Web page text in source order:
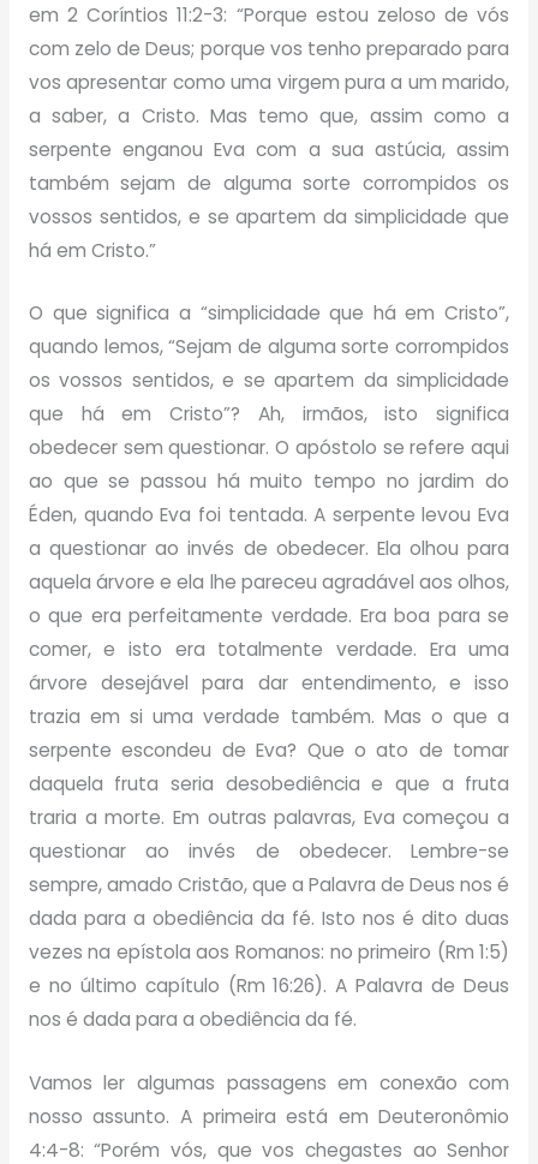
em 2 Coríntios 11:2-3: “Porque estou zeloso de vós
com zelo de Deus; porque vos tenho preparado para
vos apresentar como uma virgem pura a um marido,
a saber, a Cristo. Mas temo que, assim como a
serpente enganou Eva com a sua astúcia, assim
também sejam de alguma sorte corrompidos os
vossos sentidos, e se apartem da simplicidade que
há em Cristo.”
O que significa a “simplicidade que há em Cristo”,
quando lemos, “Sejam de alguma sorte corrompidos
os vossos sentidos, e se apartem da simplicidade
que há em Cristo”? Ah, irmãos, isto significa
obedecer sem questionar. O apóstolo se refere aqui
ao que se passou há muito tempo no jardim do
Éden, quando Eva foi tentada. A serpente levou Eva
a questionar ao invés de obedecer. Ela olhou para
aquela árvore e ela lhe pareceu agradável aos olhos,
o que era perfeitamente verdade. Era boa para se
comer, e isto era totalmente verdade. Era uma
árvore desejável para dar entendimento, e isso
trazia em si uma verdade também. Mas o que a
serpente escondeu de Eva? Que o ato de tomar
daquela fruta seria desobediência e que a fruta
traria a morte. Em outras palavras, Eva começou a
questionar ao invés de obedecer. Lembre-se
sempre, amado Cristão, que a Palavra de Deus nos é
dada para a obediência da fé. Isto nos é dito duas
vezes na epístola aos Romanos: no primeiro (Rm 1:5)
e no último capítulo (Rm 16:26). A Palavra de Deus
nos é dada para a obediência da fé.
Vamos ler algumas passagens em conexão com
nosso assunto. A primeira está em Deuteronômio
4:4-8: “Porém vós, que vos chegastes ao Senhor